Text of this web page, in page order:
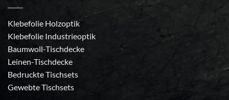
Klebefolie Holzoptik
Klebefolie Industrieoptik
Baumwoll-Tischdecke
Leinen-Tischdecke
Bedruckte Tischsets
Gewebte Tischsets